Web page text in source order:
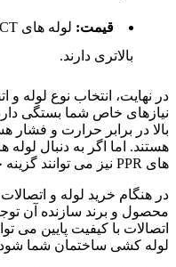
قیمت:
بالاتری دارند.
در نهایت، انتخاب نوع لوله
نیازهای خاص شما بستگی
هستند. اما اگر به دنبال
های PPR نیز می توانند گزینه خوبی باشند.
محصول و برند سازنده آن
اتصالات با کیفیت پایین می
لوله کشی ساختمان شما